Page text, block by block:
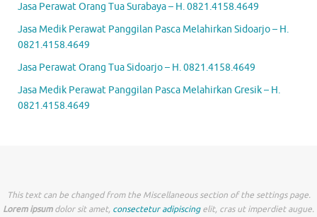
Jasa Perawat Orang Tua Surabaya – H. 0821.4158.4649
Jasa Medik Perawat Panggilan Pasca Melahirkan Sidoarjo – H.
0821.4158.4649
Jasa Perawat Orang Tua Sidoarjo – H. 0821.4158.4649
Jasa Medik Perawat Panggilan Pasca Melahirkan Gresik – H.
0821.4158.4649
This text can be changed from the Miscellaneous section of the settings page.
Lorem ipsumdolor sit amet, consectetur adipiscingelit, cras ut imperdiet augue.